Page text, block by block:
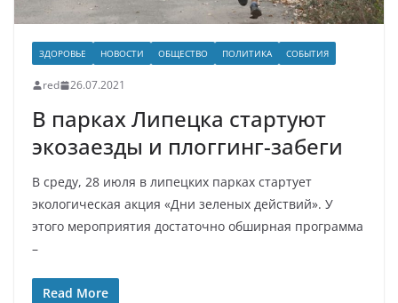
ЗДОРОВЬЕ НОВОСТИ ОБЩЕСТВО ПОЛИТИКА СОБЫТИЯ
red 26.07.2021
В парках Липецка стартуют
экозаезды и плоггинг-забеги
В среду, 28 июля в липецких парках стартует
экологическая акция «Дни зеленых действий». У
этого мероприятия достаточно обширная программа
–
Read More